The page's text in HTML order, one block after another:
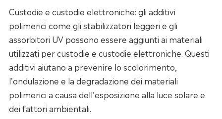
Custodie e custodie elettroniche: gli additivi
polimerici come gli stabilizzatori leggeri e gli
assorbitori UV possono essere aggiunti ai materiali
utilizzati per custodie e custodie elettroniche. Questi
additivi aiutano a prevenire lo scolorimento,
l'ondulazione e la degradazione dei materiali
polimerici a causa dell'esposizione alla luce solare e
dei fattori ambientali.